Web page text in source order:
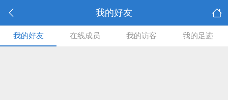
我的好友
我的好友 在线成员 我的访客 我的足迹